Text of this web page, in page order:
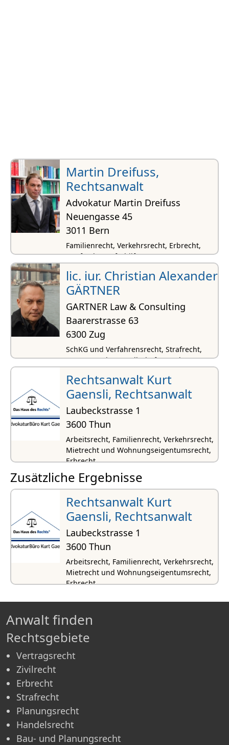
Martin Dreifuss,
Rechtsanwalt
Advokatur Martin Dreifuss
Neuengasse 45
3011 Bern
Familienrecht, Verkehrsrecht, Erbrecht,
Strafrecht, Opferhilfe
lic. iur. Christian Alexander
GÄRTNER
GARTNER Law & Consulting
Baarerstrasse 63
6300 Zug
SchKG und Verfahrensrecht, Strafrecht,
Vertragsrecht, Gesellschafts- und
Firmenrecht, Verwaltungsrecht
Rechtsanwalt Kurt
Gaensli, Rechtsanwalt
Laubeckstrasse 1
3600 Thun
Arbeitsrecht, Familienrecht, Verkehrsrecht,
Mietrecht und Wohnungseigentumsrecht,
Erbrecht
Zusätzliche Ergebnisse
Rechtsanwalt Kurt
Gaensli, Rechtsanwalt
Laubeckstrasse 1
3600 Thun
Arbeitsrecht, Familienrecht, Verkehrsrecht,
Mietrecht und Wohnungseigentumsrecht,
Erbrecht
Anwalt finden
Rechtsgebiete
Vertragsrecht
Zivilrecht
Erbrecht
Strafrecht
Planungsrecht
Handelsrecht
Bau- und Planungsrecht